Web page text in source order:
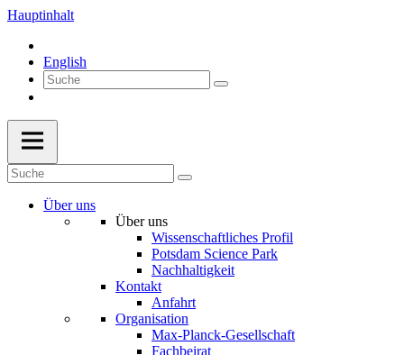
Hauptinhalt
English
Über uns
Über uns
Wissenschaftliches Profil
Potsdam Science Park
Nachhaltigkeit
Kontakt
Anfahrt
Organisation
Max-Planck-Gesellschaft
Fachbeirat